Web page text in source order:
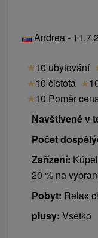
Andrea -
★10 ubytování
★10 čistota ★
★10 Poměr
Navštívené v
Počet
Zařízení:
20 % na
Pobyt: Relax
plusy: Vsetko